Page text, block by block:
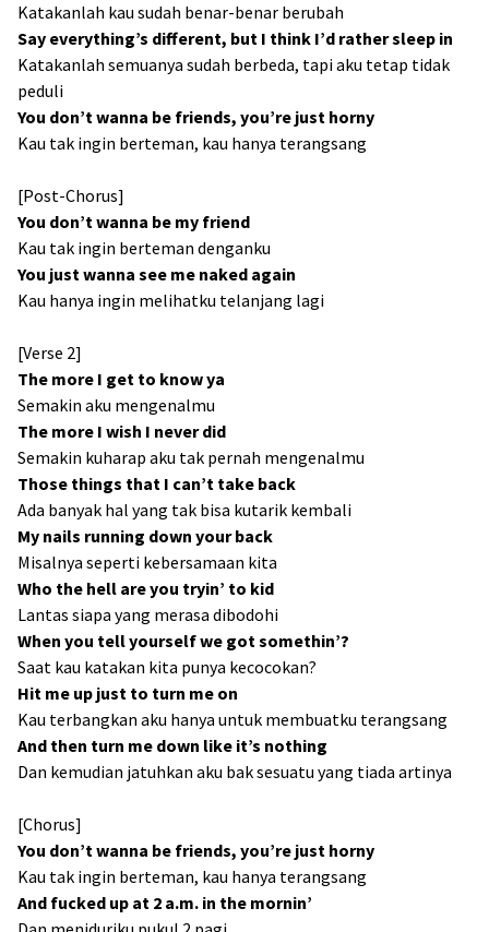
Katakanlah kau sudah benar-benar berubah
Say everything’s different, but I think I’d rather sleep in
Katakanlah semuanya sudah berbeda, tapi aku tetap tidak
peduli
You don’t wanna be friends, you’re just horny
Kau tak ingin berteman, kau hanya terangsang
[Post-Chorus]
You don’t wanna be my friеnd
Kau tak ingin berteman denganku
You just wanna see me naked again
Kau hanya ingin melihatku telanjang lagi
[Verse 2]
The morе I get to know ya
Semakin aku mengenalmu
The more I wish I never did
Semakin kuharap aku tak pernah mengenalmu
Those things that I can’t take back
Ada banyak hal yang tak bisa kutarik kembali
My nails running down your back
Misalnya seperti kebersamaan kita
Who the hell are you tryin’ to kid
Lantas siapa yang merasa dibodohi
When you tell yourself we got somethin’?
Saat kau katakan kita punya kecocokan?
Hit me up just to turn me on
Kau terbangkan aku hanya untuk membuatku terangsang
And then turn me down like it’s nothing
Dan kemudian jatuhkan aku bak sesuatu yang tiada artinya
[Chorus]
You don’t wanna be friends, you’re just horny
Kau tak ingin berteman, kau hanya terangsang
And fucked up at 2 a.m. in the mornin’